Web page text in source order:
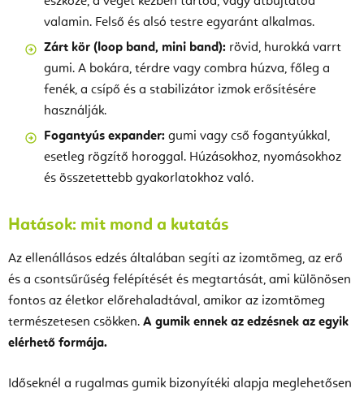
valamin. Felső és alsó testre egyaránt alkalmas.
Zárt kör (loop band, mini band): rövid, hurokká varrt
gumi. A bokára, térdre vagy combra húzva, főleg a
fenék, a csípő és a stabilizátor izmok erősítésére
használják.
Fogantyús expander: gumi vagy cső fogantyúkkal,
esetleg rögzítő horoggal. Húzásokhoz, nyomásokhoz
és összetettebb gyakorlatokhoz való.
Hatások: mit mond a kutatás
Az ellenállásos edzés általában segíti az izomtömeg, az erő
és a csontsűrűség felépítését és megtartását, ami különösen
fontos az életkor előrehaladtával, amikor az izomtömeg
természetesen csökken. A gumik ennek az edzésnek az egyik
elérhető formája.
Időseknél a rugalmas gumik bizonyítéki alapja meglehetősen